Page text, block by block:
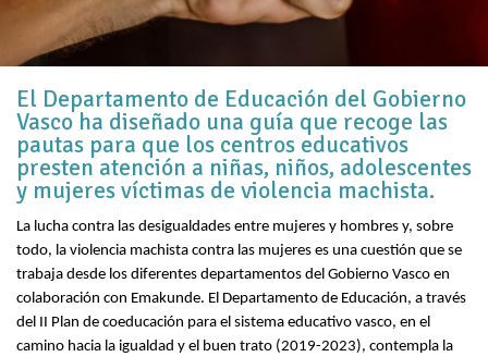
El Departamento de Educación del Gobierno
Vasco ha diseñado una guía que recoge las
pautas para que los centros educativos
presten atención a niñas, niños, adolescentes
y mujeres víctimas de violencia machista.
La lucha contra las desigualdades entre mujeres y hombres y, sobre
todo, la violencia machista contra las mujeres es una cuestión que se
trabaja desde los diferentes departamentos del Gobierno Vasco en
colaboración con Emakunde. El Departamento de Educación, a través
del II Plan de coeducación para el sistema educativo vasco, en el
camino hacia la igualdad y el buen trato (2019-2023), contempla la